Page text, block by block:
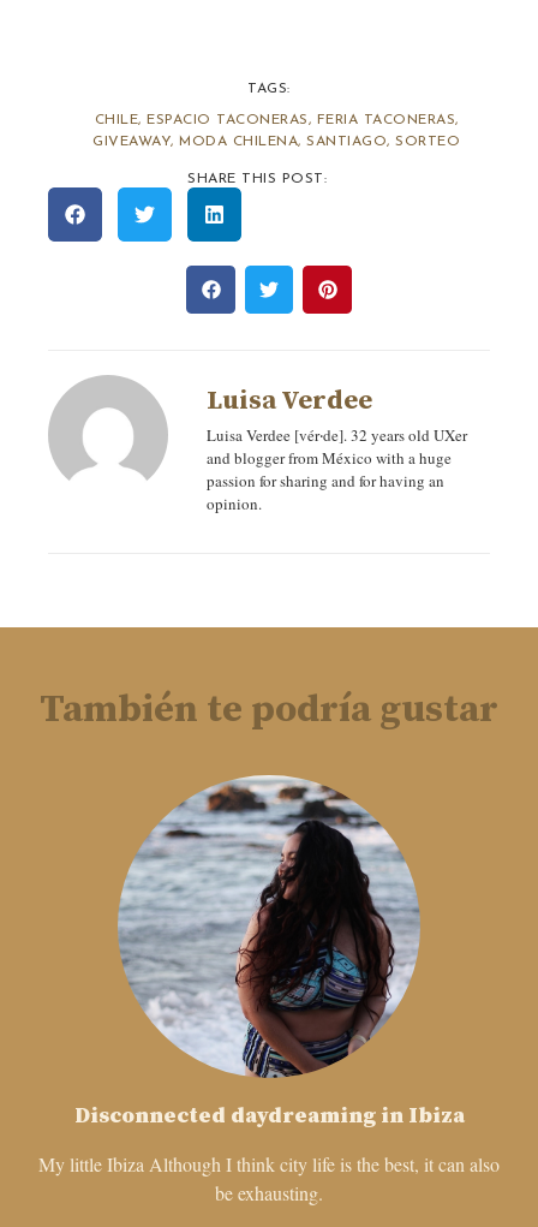
TAGS:
CHILE, ESPACIO TACONERAS, FERIA TACONERAS,
GIVEAWAY, MODA CHILENA, SANTIAGO, SORTEO
SHARE THIS POST:
Luisa Verdee
Luisa Verdee [vér‧de]. 32 years old UXer
and blogger from México with a huge
passion for sharing and for having an
opinion.
También te podría gustar
Disconnected daydreaming in Ibiza
My little Ibiza Although I think city life is the best, it can also
be exhausting.